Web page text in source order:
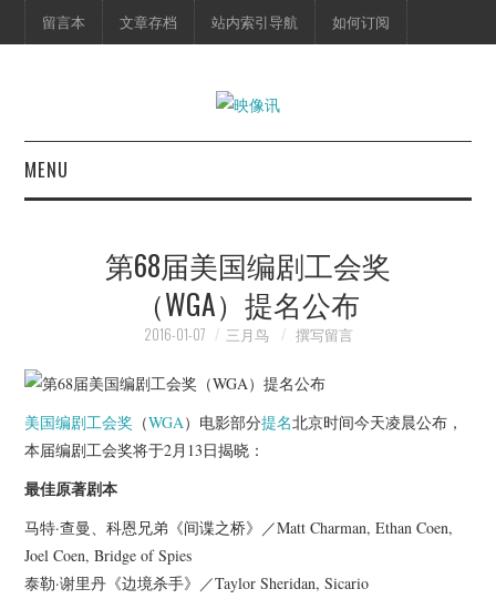
留言本 文章存档 站内索引导航 如何订阅
MENU
映像快讯
海报剧照
脱口秀
美剧英剧
第68届美国编剧工会奖
（WGA）提名公布
2016-01-07 三月鸟 撰写留言
美国编剧工会奖 （WGA）电影部分提名北京时间今天凌晨公布，
本届编剧工会奖将于2月13日揭晓：
最佳原著剧本
马特·查曼、科恩兄弟《间谍之桥》／Matt Charman, Ethan Coen,
Joel Coen, Bridge of Spies
泰勒·谢里丹《边境杀手》／Taylor Sheridan, Sicario